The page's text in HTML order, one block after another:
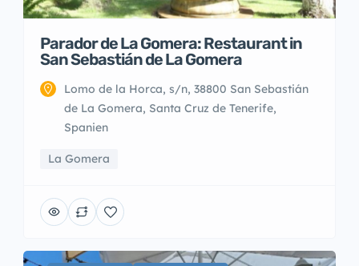
Parador de La Gomera: Restaurant in
San Sebastián de La Gomera
Lomo de la Horca, s/n, 38800 San Sebastián
de La Gomera, Santa Cruz de Tenerife,
Spanien
La Gomera